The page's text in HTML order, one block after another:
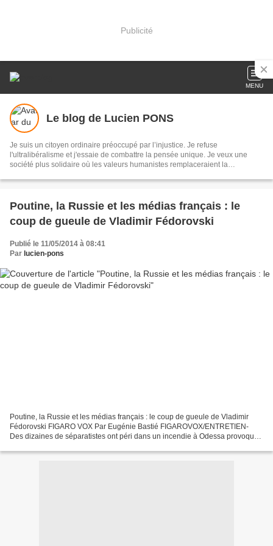
Publicité
MENU
Le blog de Lucien PONS
Je suis un citoyen ordinaire préoccupé par l’injustice. Je refuse
l'ultralibéralisme et j'essaie de combattre la pensée unique. Je veux une
société plus solidaire où les valeurs humanistes remplaceraient la
choqué de voir s’installer l’école néolibérale en lieu et place de l’école
de le défendre
Poutine, la Russie et les médias français : le
coup de gueule de Vladimir Fédorovski
Publié le 11/05/2014 à 08:41
Par lucien-pons
Poutine, la Russie et les médias français : le coup de gueule de Vladimir
Fédorovski FIGARO VOX Par Eugénie Bastié FIGAROVOX/ENTRETIEN-
Des dizaines de séparatistes ont péri dans un incendie à Odessa provoqué